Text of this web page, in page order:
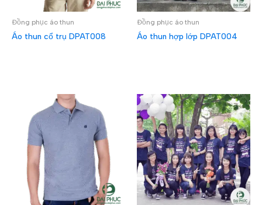
Đồng phục áo thun
Áo thun cổ trụ DPAT008
Đồng phục áo thun
Áo thun hợp lớp DPAT004